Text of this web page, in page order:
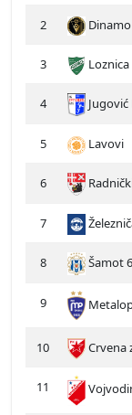
2 Dinamo
3 Loznica
4
5 Lavovi
6
7
8 Šamot
9
10 Crvena
11